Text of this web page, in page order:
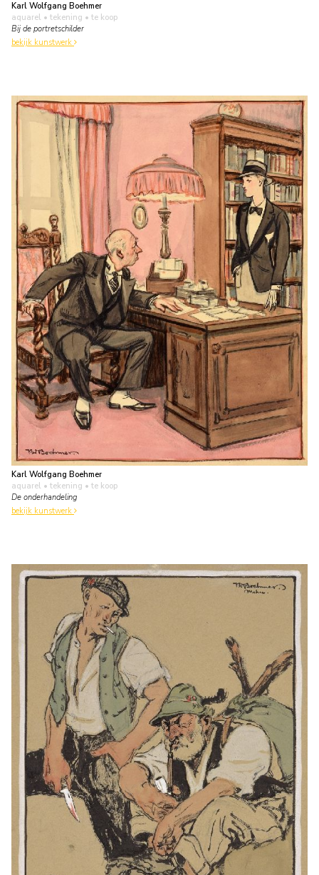
Karl Wolfgang Boehmer
aquarel • tekening • te koop
Bij de portretschilder
bekijk kunstwerk
Karl Wolfgang Boehmer
aquarel • tekening • te koop
De onderhandeling
bekijk kunstwerk